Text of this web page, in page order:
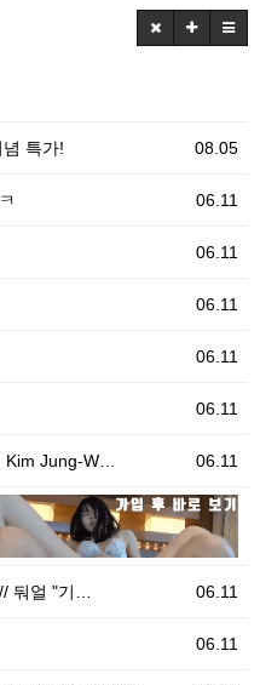
08.05
특가!
06.11
06.11
06.11
06.11
06.11
06.11
Jung-W…
06.11
06.11
둬얼 "기…
06.11